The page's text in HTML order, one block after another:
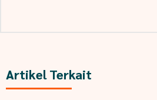
Artikel Terkait